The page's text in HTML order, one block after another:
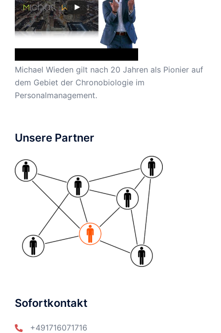
Michael Wieden gilt nach 20 Jahren als Pionier auf
dem Gebiet der Chronobiologie im
Personalmanagement.
Unsere Partner
Sofortkontakt
+491716071716